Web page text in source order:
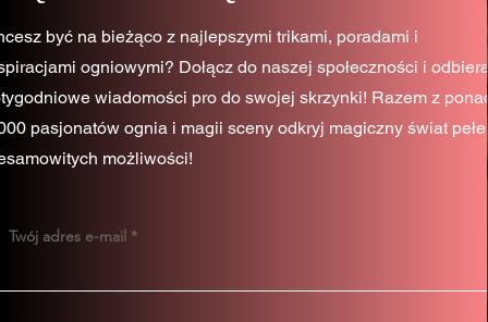
być na bieżąco z najlepszymi trikami, poradami i
ogniowymi? Dołącz do naszej społeczności i
wiadomości pro do swojej skrzynki! Razem z
pasjonatów ognia i magii sceny odkryj magiczny świat
możliwości!
Twój adres e-mail